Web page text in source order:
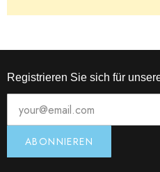
Registrieren Sie sich für